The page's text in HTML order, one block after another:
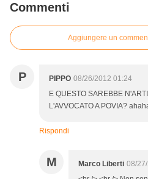
Commenti
Aggiungere un
P PIPPO 08/26/2012 01:24
E QUESTO SAREBBE
L'AVVOCATO A POVIA?
Rispondi
M Marco Liberti 08/